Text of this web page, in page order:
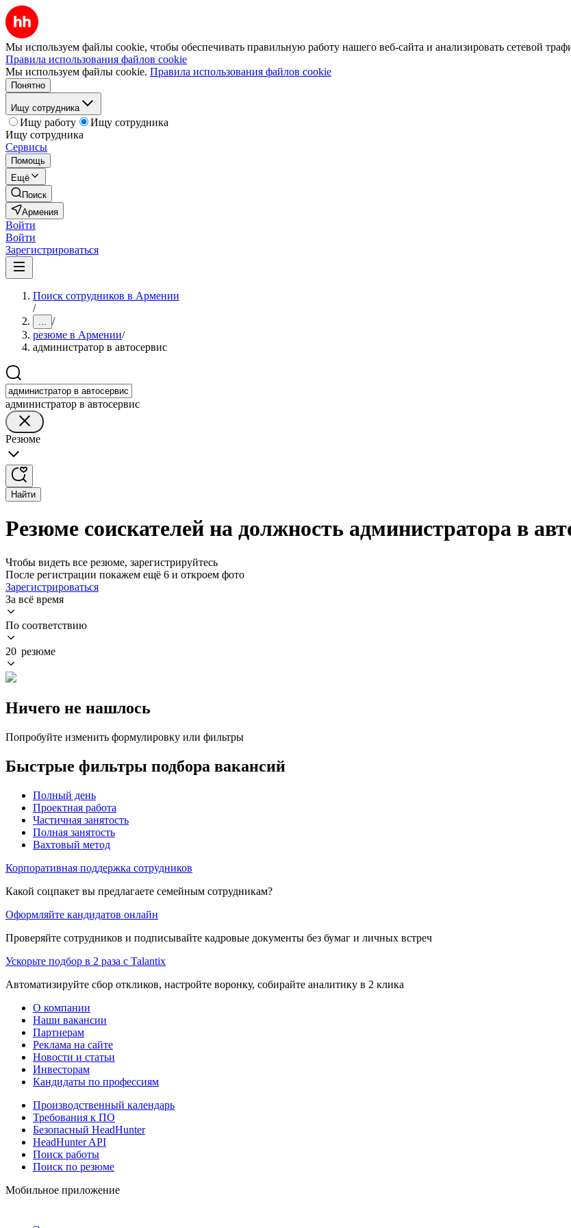
Мы используем файлы cookie, чтобы обеспечивать правильную работу нашего веб-сайта и анализировать сетевой
Правила использования файлов cookie
Мы используем файлы cookie. Правила использования файлов cookie
Понятно
Ищу сотрудника
Ищу работу
Ищу сотрудника
Ищу сотрудника
Сервисы
Помощь
Ещё
Поиск
Армения
Войти
Войти
Зарегистрироваться
Поиск сотрудников в Армении
/
... /
резюме в Армении/
администратор в автосервис
администратор в автосервис
Резюме
Найти
Резюме соискателей на должность администратора в
Чтобы видеть все резюме, зарегистрируйтесь
После регистрации покажем ещё 6 и откроем фото
Зарегистрироваться
За всё время
По соответствию
20 резюме
Ничего не нашлось
Попробуйте изменить формулировку или фильтры
Быстрые фильтры подбора вакансий
Полный день
Проектная работа
Частичная занятость
Полная занятость
Вахтовый метод
Корпоративная поддержка сотрудников
Какой соцпакет вы предлагаете семейным сотрудникам?
Оформляйте кандидатов онлайн
Проверяйте сотрудников и подписывайте кадровые документы без бумаг и личных встреч
Ускорьте подбор в 2 раза с Talantix
Автоматизируйте сбор откликов, настройте воронку, собирайте аналитику в 2 клика
О компании
Наши вакансии
Партнерам
Реклама на сайте
Новости и статьи
Инвесторам
Кандидаты по профессиям
Производственный календарь
Требования к ПО
Безопасный HeadHunter
HeadHunter API
Поиск работы
Поиск по резюме
Мобильное приложение